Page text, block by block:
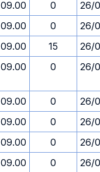
09.00 0
26/
09.00 0
26/
09.00 15
26/
09.00 0 26/
09.00 0
26/
09.00 0
26/
09.00 0
26/
09.00 0
26/